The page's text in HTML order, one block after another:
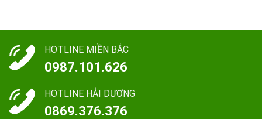
HOTLINE MIỀN BẮC
0987.101.626
HOTLINE HẢI DƯƠNG
0869.376.376